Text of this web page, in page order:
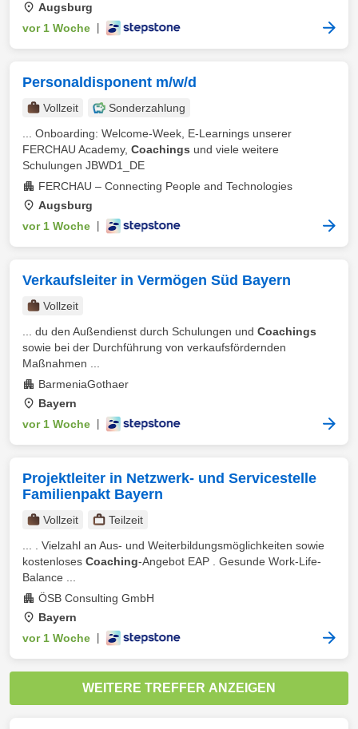
Augsburg
vor 1 Woche
Personaldisponent m/w/d
Vollzeit
Sonderzahlung
... Onboarding: Welcome-Week, E-Learnings unserer
FERCHAU Academy, Coachings und viele weitere
Schulungen JBWD1_DE
FERCHAU – Connecting People and Technologies
Augsburg
vor 1 Woche
Verkaufsleiter in Vermögen Süd Bayern
Vollzeit
... du den Außendienst durch Schulungen und Coachings
sowie bei der Durchführung von verkaufsfördernden
Maßnahmen ...
BarmeniaGothaer
Bayern
vor 1 Woche
Projektleiter in Netzwerk- und Servicestelle
Familienpakt Bayern
Vollzeit
Teilzeit
... . Vielzahl an Aus- und Weiterbildungsmöglichkeiten sowie
kostenloses Coaching-Angebot EAP . Gesunde Work-Life-
Balance ...
ÖSB Consulting GmbH
Bayern
vor 1 Woche
WEITERE TREFFER ANZEIGEN